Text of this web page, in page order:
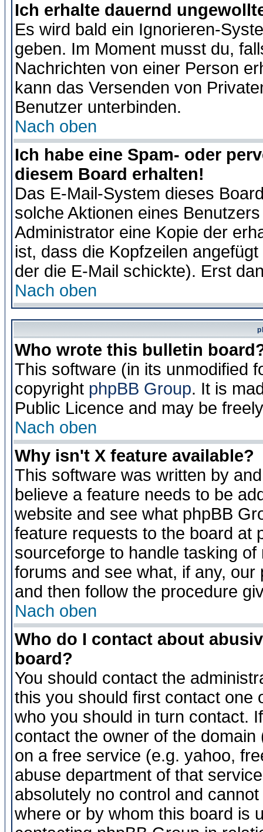
Ich erhalte dauernd
Es wird bald ein Ignorieren-
geben. Im Moment musst du,
Nachrichten von einer Person
kann das Versenden von
Benutzer unterbinden.
Nach oben
Ich habe eine Spam- oder
diesem Board erhalten!
Das E-Mail-System dieses
solche Aktionen eines
Administrator eine Kopie der
ist, dass die Kopfzeilen
der die E-Mail schickte). Erst
Nach oben
Who wrote this bulletin
This software (in its unmodified
copyright phpBB Group. It is
Public Licence and may be
Nach oben
Why isn't X feature available?
This software was written by
believe a feature needs to be
website and see what phpBB
feature requests to the board at
sourceforge to handle tasking
forums and see what, if any,
and then follow the procedure
Nach oben
Who do I contact about
board?
You should contact the
this you should first contact one
who you should in turn contact.
contact the owner of the
on a free service (e.g. yahoo,
abuse department of that
absolutely no control and
where or by whom this board is